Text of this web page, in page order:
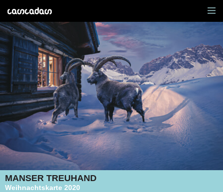
MANSER TREUHAND
Weihnachtskarte 2020